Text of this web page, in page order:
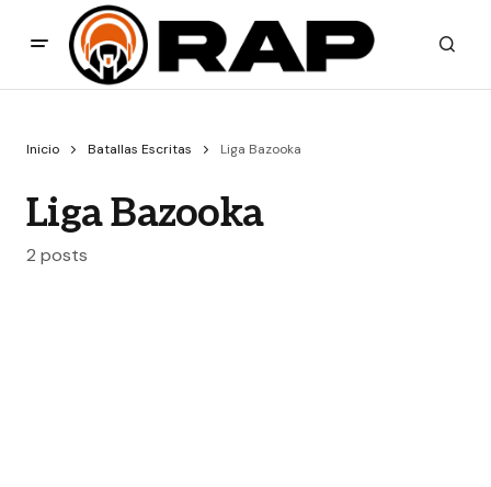
Inicio Batallas Escritas Liga Bazooka
Liga Bazooka
2 posts